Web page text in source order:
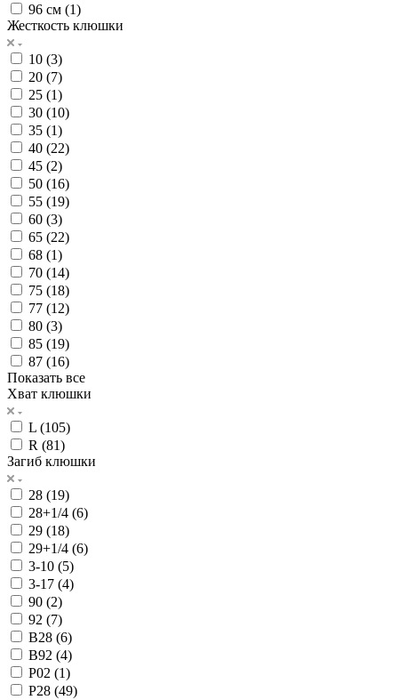
96 см (1)
Жесткость клюшки
10 (3)
20 (7)
25 (1)
30 (10)
35 (1)
40 (22)
45 (2)
50 (16)
55 (19)
60 (3)
65 (22)
68 (1)
70 (14)
75 (18)
77 (12)
80 (3)
85 (19)
87 (16)
Показать все
Хват клюшки
L (105)
R (81)
Загиб клюшки
28 (19)
28+1/4 (6)
29 (18)
29+1/4 (6)
3-10 (5)
3-17 (4)
90 (2)
92 (7)
B28 (6)
B92 (4)
P02 (1)
P28 (49)